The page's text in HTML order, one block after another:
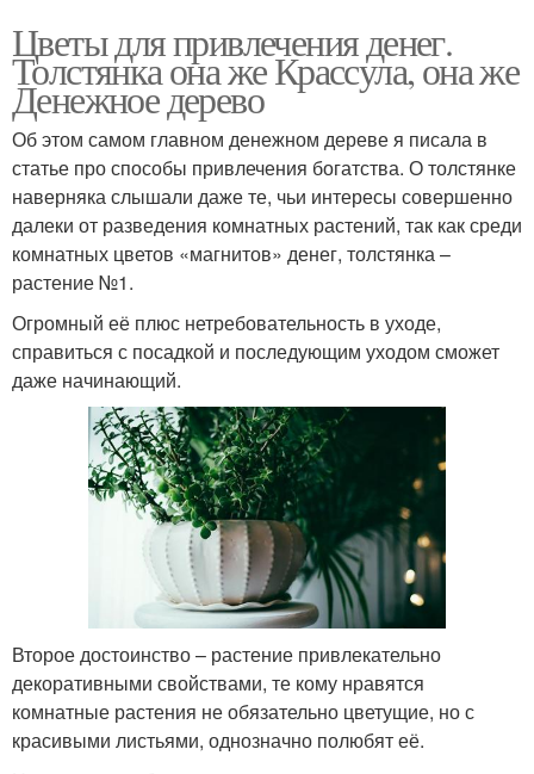
Цветы для привлечения денег.
Толстянка она же Крассула, она же
Денежное дерево
Об этом самом главном денежном дереве я писала в
статье про способы привлечения богатства. О толстянке
наверняка слышали даже те, чьи интересы совершенно
далеки от разведения комнатных растений, так как среди
комнатных цветов «магнитов» денег, толстянка –
растение №1.
Огромный её плюс нетребовательность в уходе,
справиться с посадкой и последующим уходом сможет
даже начинающий.
Второе достоинство – растение привлекательно
декоративными свойствами, те кому нравятся
комнатные растения не обязательно цветущие, но с
красивыми листьями, однозначно полюбят её.